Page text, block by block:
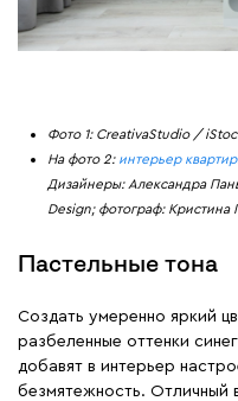
Фото 1: CreativaStudio /
На фото 2: интерьер
Дизайнеры: Александра
Design; фотограф: Кристина
Пастельные тона
Создать умеренно яркий
разбеленные оттенки
добавят в интерьер
безмятежность. Отличный